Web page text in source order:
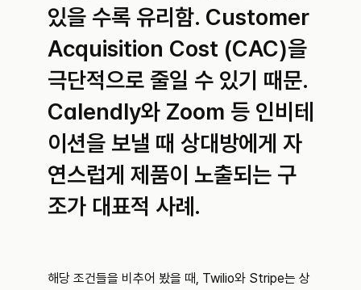
있을 수록 유리함. Customer
Acquisition Cost (CAC)을
극단적으로 줄일 수 있기 때문.
Calendly와 Zoom 등 인비테
이션을 보낼 때 상대방에게 자
연스럽게 제품이 노출되는 구
조가 대표적 사례.
해당 조건들을 비추어 봤을 때, Twilio와 Stripe는 상